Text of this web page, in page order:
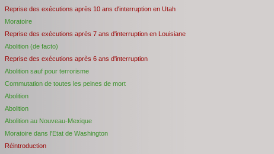
Reprise des exécutions après 10 ans d'interruption en Utah
Moratoire
Reprise des exécutions après 7 ans d'interruption en Louisiane
Abolition (de facto)
Reprise des exécutions après 6 ans d'interruption
Abolition sauf pour terrorisme
Commutation de toutes les peines de mort
Abolition
Abolition
Abolition au Nouveau-Mexique
Moratoire dans l'Etat de Washington
Réintroduction